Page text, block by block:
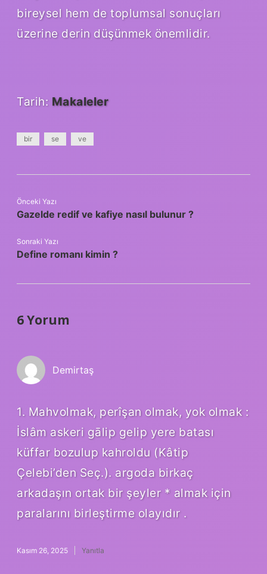
bireysel hem de toplumsal sonuçları
üzerine derin düşünmek önemlidir.
Tarih: Makaleler
bir se ve
Önceki Yazı
Gazelde redif ve kafiye nasıl bulunur ?
Sonraki Yazı
Define romanı kimin ?
6 Yorum
Demirtaş
1. Mahvolmak, perîşan olmak, yok olmak :
İslâm askeri gālip gelip yere batası
küffar bozulup kahroldu (Kâtip
Çelebi’den Seç.). argoda birkaç
arkadaşın ortak bir şeyler * almak için
paralarını birleştirme olayıdır .
Kasım 26, 2025 Yanıtla